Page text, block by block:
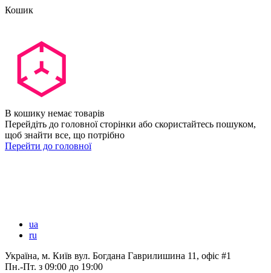
Кошик
В кошику немає товарів
Перейдіть до головної сторінки або скористайтесь пошуком,
щоб знайти все, що потрібно
Перейти до головної
ua
ru
Україна, м. Київ вул. Богдана Гаврилишина 11, офіс #1
Пн.-Пт. з 09:00 до 19:00